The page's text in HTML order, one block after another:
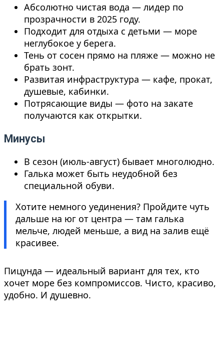
Абсолютно чистая вода — лидер по
прозрачности в 2025 году.
Подходит для отдыха с детьми — море
неглубокое у берега.
Тень от сосен прямо на пляже — можно не
брать зонт.
Развитая инфраструктура — кафе, прокат,
душевые, кабинки.
Потрясающие виды — фото на закате
получаются как открытки.
Минусы
В сезон (июль-август) бывает многолюдно.
Галька может быть неудобной без
специальной обуви.
Хотите немного уединения? Пройдите чуть
дальше на юг от центра — там галька
мельче, людей меньше, а вид на залив ещё
красивее.
Пицунда — идеальный вариант для тех, кто
хочет море без компромиссов. Чисто, красиво,
удобно. И душевно.